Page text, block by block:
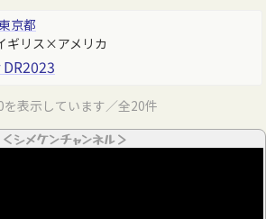
京都
ギリス×アメリカ
を表示しています／全20件
＜シメケンチャンネル＞